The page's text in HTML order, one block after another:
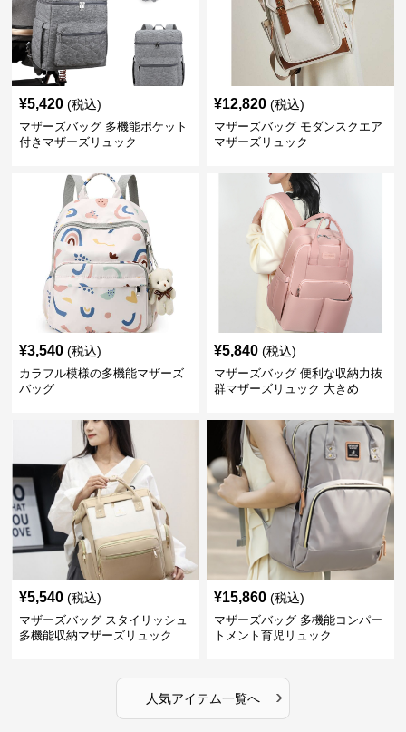
¥5,420 (税込)
マザーズバッグ 多機能ポケット
付きマザーズリュック
¥12,820 (税込)
マザーズバッグ モダンスクエア
マザーズリュック
¥3,540 (税込)
カラフル模様の多機能マザーズ
バッグ
¥5,840 (税込)
マザーズバッグ 便利な収納力抜
群マザーズリュック 大きめ
¥5,540 (税込)
マザーズバッグ スタイリッシュ
多機能収納マザーズリュック
¥15,860 (税込)
マザーズバッグ 多機能コンパー
トメント育児リュック
人気アイテム一覧へ ›